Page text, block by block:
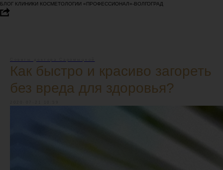
БЛОГ КЛИНИКИ КОСМЕТОЛОГИИ «ПРОФЕССИОНАЛ»-ВОЛГОГРАД
Как быстро и красиво загореть
без вреда для здоровья?